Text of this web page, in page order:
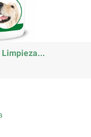
Limpieza...